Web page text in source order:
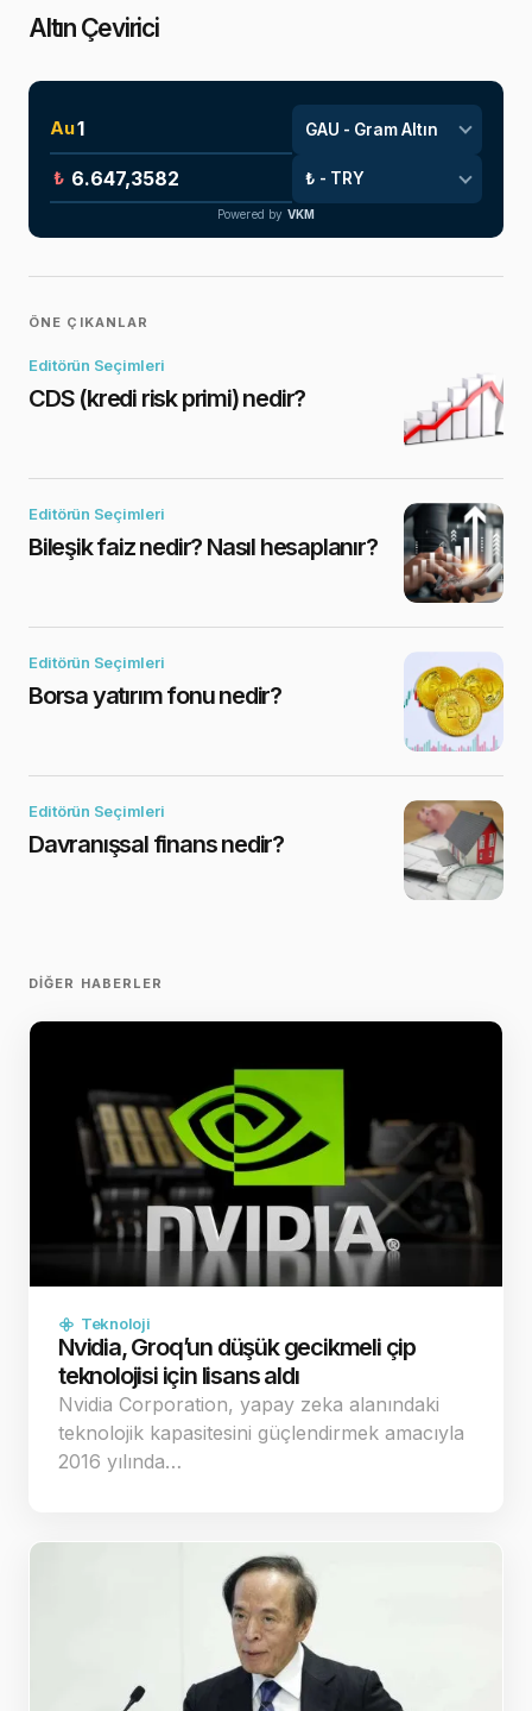
Altın Çevirici
Au
₺
Powered by VKM
ÖNE ÇIKANLAR
Editörün Seçimleri
CDS (kredi risk primi) nedir?
Editörün Seçimleri
Bileşik faiz nedir? Nasıl hesaplanır?
Editörün Seçimleri
Borsa yatırım fonu nedir?
Editörün Seçimleri
Davranışsal finans nedir?
DIĞER HABERLER
Teknoloji
Nvidia, Groq’un düşük gecikmeli çip
teknolojisi için lisans aldı
Nvidia Corporation, yapay zeka alanındaki
teknolojik kapasitesini güçlendirmek amacıyla
2016 yılında…